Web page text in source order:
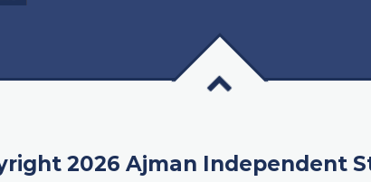
2026 Ajman Independent